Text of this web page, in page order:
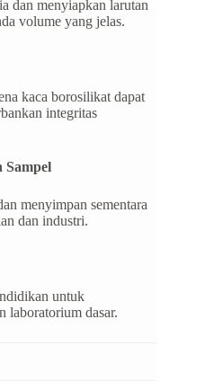
dan menyiapkan larutan
volume yang jelas.
kaca borosilikat dapat
integritas
Sampel
menyimpan sementara
dan industri.
untuk
laboratorium dasar.